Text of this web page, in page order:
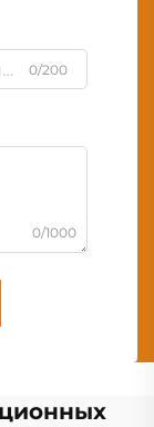
0/200
0/1000